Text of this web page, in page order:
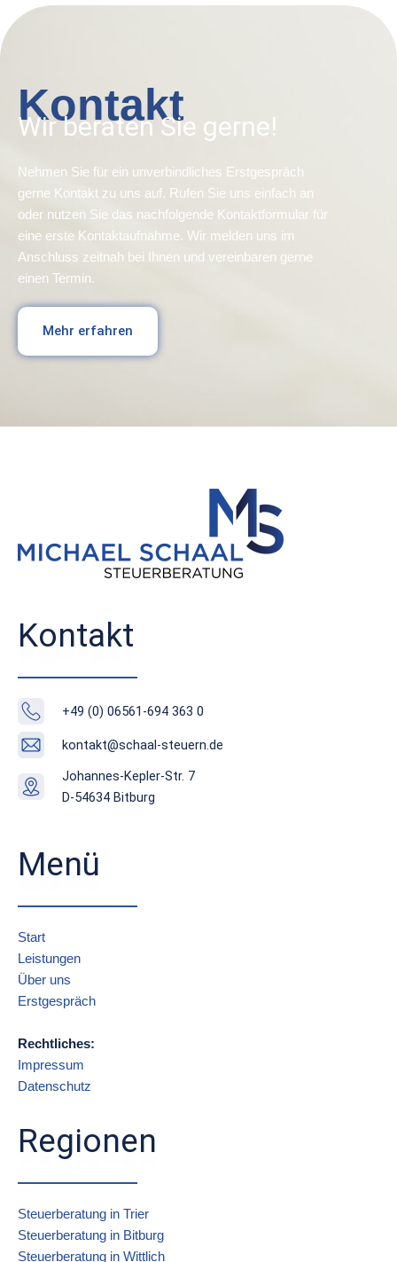
Kontakt
Wir beraten Sie gerne!
Nehmen Sie für ein unverbindliches Erstgespräch
gerne Kontakt zu uns auf. Rufen Sie uns einfach an
oder nutzen Sie das nachfolgende Kontaktformular für
eine erste Kontaktaufnahme. Wir melden uns im
Anschluss zeitnah bei Ihnen und vereinbaren gerne
einen Termin.
Mehr erfahren
Kontakt
+49 (0) 06561-694 363 0
kontakt@schaal-steuern.de
Johannes-Kepler-Str. 7
D-54634 Bitburg
Menü
Start
Leistungen
Über uns
Erstgespräch
Rechtliches:
Impressum
Datenschutz
Regionen
Steuerberatung in Trier
Steuerberatung in Bitburg
Steuerberatung in Wittlich